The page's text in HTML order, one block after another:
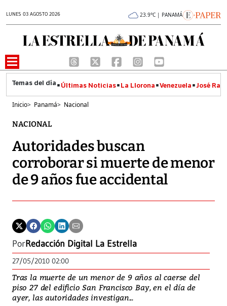
LUNES 03 AGOSTO 2026 23.9°C | PANAMÁ
Últimas Noticias La Llorona Venezuela José
Inicio> Panamá> Nacional
NACIONAL
Autoridades buscan
corroborar si muerte de menor
de 9 años fue accidental
PorRedacción Digital La Estrella
27/05/2010 02:00
Tras la muerte de un menor de 9 años al caerse del
piso 27 del edificio San Francisco Bay, en el día de
ayer, las autoridades investigan...